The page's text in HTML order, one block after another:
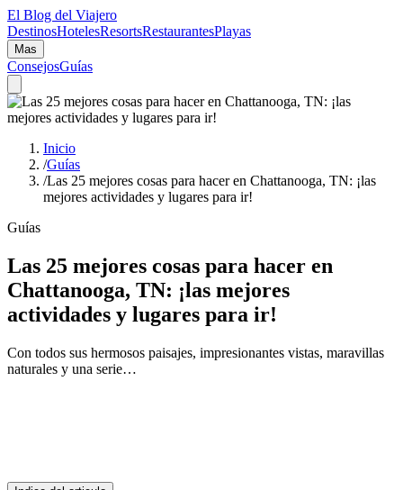
El Blog del Viajero
DestinosHotelesResortsRestaurantesPlayas
Mas
ConsejosGuías
Inicio
/Guías
/Las 25 mejores cosas para hacer en Chattanooga, TN: ¡las
mejores actividades y lugares para ir!
Guías
Las 25 mejores cosas para hacer en
Chattanooga, TN: ¡las mejores
actividades y lugares para ir!
Con todos sus hermosos paisajes, impresionantes vistas, maravillas
naturales y una serie…